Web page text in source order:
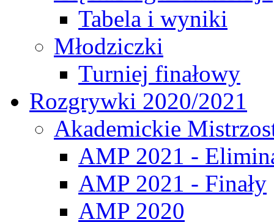
Tabela i wyniki
Młodziczki
Turniej finałowy
Rozgrywki 2020/2021
Akademickie
AMP 2021 -
AMP 2021 - Finały
AMP 2020